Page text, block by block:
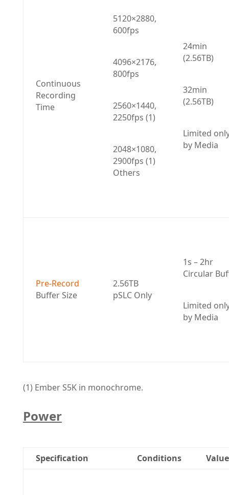
Continuous
Recording
Time
5120×2880,
600fps
4096×2176,
800fps
2560×1440,
2250fps (1)
2048×1080,
2900fps (1)
Others
24min
(2.56TB)
32min
(2.56TB)
Limited
by Media
Pre-Record
Buffer Size
2.56TB
pSLC Only
1s – 2hr
Circular
Limited
by Media
(1) Ember S5K in monochrome.
Power
Specification Conditions Value